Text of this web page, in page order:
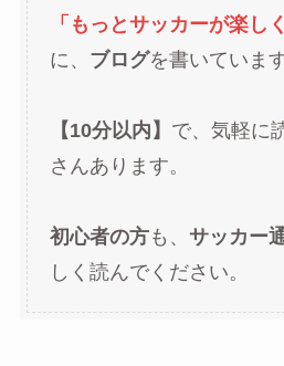
「もっとサッカーが楽し
に、 ブログを書いています
【10分以内】 で、気軽に
さんあります。
初心者の方も、 サッカー
しく読んでください。